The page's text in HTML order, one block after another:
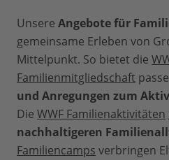
Unsere Angebote für
gemeinsame Erleben von
Mittelpunkt. So bietet die
Familienmitgliedschaft
und Anregungen zum
Die WWF Familienaktivitäten
nachhaltigeren
Familiencamps verbringen